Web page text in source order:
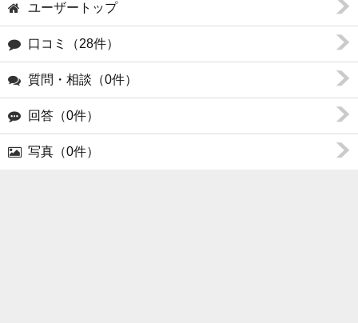
ユーザートップ
口コミ（28件）
質問・相談（0件）
回答（0件）
写真（0件）